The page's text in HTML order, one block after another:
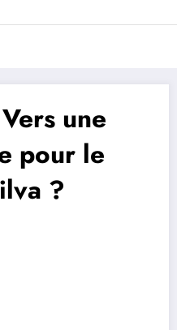
du football
une
pour le
?